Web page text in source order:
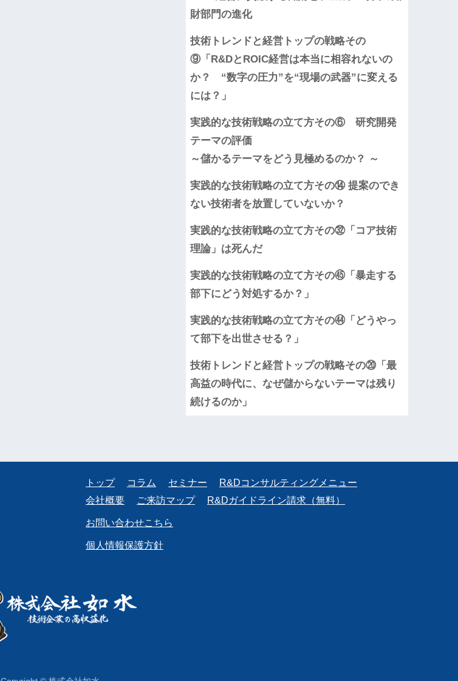
財部門の進化
技術トレンドと経営トップの戦略その
⑨「R&DとROIC経営は本当に相容れないの
か？ “数字の圧力”を“現場の武器”に変える
には？」
実践的な技術戦略の立て方その⑥ 研究開発
テーマの評価
～儲かるテーマをどう見極めるのか？ ～
実践的な技術戦略の立て方その⑭ 提案のでき
ない技術者を放置していないか？
実践的な技術戦略の立て方その㉜「コア技術
理論」は死んだ
実践的な技術戦略の立て方その㊺「暴走する
部下にどう対処するか？」
実践的な技術戦略の立て方その㊹「どうやっ
て部下を出世させる？」
技術トレンドと経営トップの戦略その⑳「最
高益の時代に、なぜ儲からないテーマは残り
続けるのか」
トップ コラム セミナー
R&Dコンサルティングメニュー
会社概要
ご来訪マップ R&Dガイドライン請求（無料）
お問い合わせこちら
個人情報保護方針